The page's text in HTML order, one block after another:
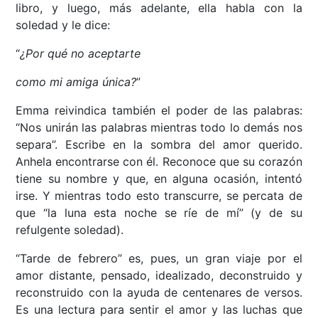
libro, y luego, más adelante, ella habla con la
soledad y le dice:
“¿Por qué no aceptarte
como mi amiga única?”
Emma reivindica también el poder de las palabras:
“Nos unirán las palabras mientras todo lo demás nos
separa”. Escribe en la sombra del amor querido.
Anhela encontrarse con él. Reconoce que su corazón
tiene su nombre y que, en alguna ocasión, intentó
irse. Y mientras todo esto transcurre, se percata de
que “la luna esta noche se ríe de mí” (y de su
refulgente soledad).
“Tarde de febrero” es, pues, un gran viaje por el
amor distante, pensado, idealizado, deconstruido y
reconstruido con la ayuda de centenares de versos.
Es una lectura para sentir el amor y las luchas que